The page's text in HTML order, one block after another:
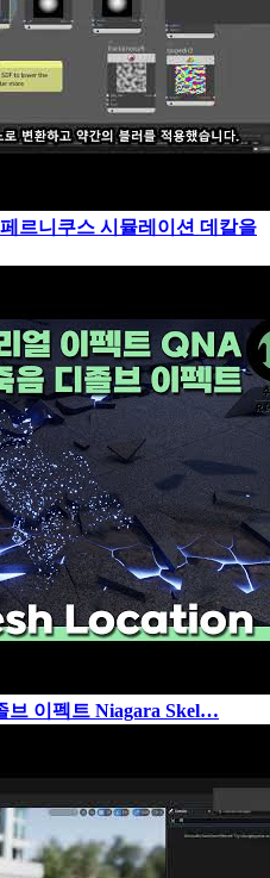
르니쿠스 시뮬레이션 데칼을
브 이펙트 Niagara Skel…